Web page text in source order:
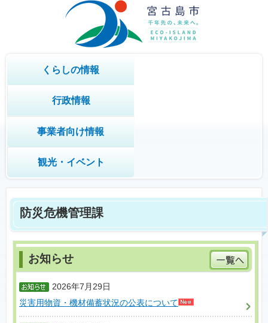
くらしの情報
行政情報
事業者向け情報
観光・イベント
防災危機管理課
2026年7月29日
災害用物資・機材備蓄状況の公表について